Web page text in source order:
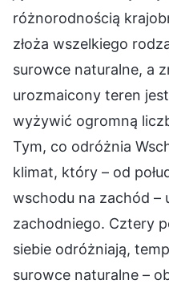
różnorodnością
złoża wszelkiego
surowce naturalne, a
urozmaicony teren
wyżywić ogromną
Tym, co odróżnia
klimat, który – od
wschodu na zachód –
zachodniego. Cztery
siebie odróżniają,
surowce naturalne –